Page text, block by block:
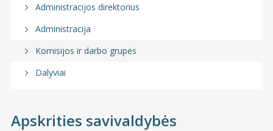
Administracijos direktorius
Administracija
Komisijos ir darbo grupės
Dalyviai
Apskrities savivaldybės